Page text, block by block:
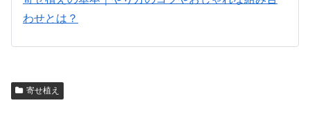
わせとは？
寄せ植え